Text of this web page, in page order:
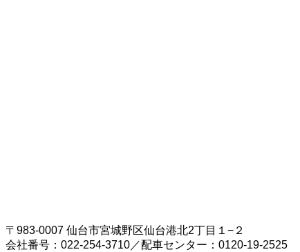
〒983-0007 仙台市宮城野区仙台港北2丁目１−２
会社番号：022-254-3710／配車センター：0120-19-2525